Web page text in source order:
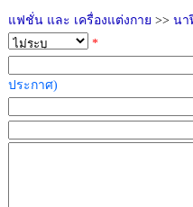
แฟชั่น และ เครื่องแต่งกาย >> นา
*
ประกาศ)